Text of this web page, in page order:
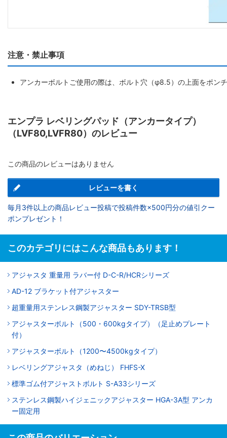
注意・禁止事項
アンカーボルトご使用の際は、ボルト穴（φ8.5）の上面をポン
エンプラ レベリングパッド（アンカータイプ）
（LVF80,LVFR80）のレビュー
この商品のレビューはありません
レビューを書く
毎月3件以上の商品レビュー投稿で投稿件数×500円分の値引クー
ポンプレゼント！
このカテゴリにはこんな商品もあります！
アジャスタ 重量用 ラバー付 D-C-R/HCRシリーズ
AD-12 ブラケット付アジャスター
超重量用ステンレス鋼製アジャスター SDY-TRSB型
アジャスターボルト（500・600kgタイプ）（足止めプレート
付）
アジャスターボルト（1200〜4500kgタイプ）
レベリングアジャスタ（めねじ） FHFS-X
標準ゴム付アジャストボルト S-A33シリーズ
ステンレス鋼製ハイジェニックアジャスター HGA-3A型 アンカ
ー固定用